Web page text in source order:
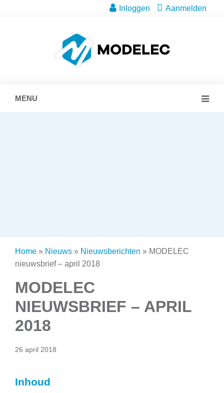
Inloggen Aanmelden
MENU
Home » Nieuws » Nieuwsberichten » MODELEC
nieuwsbrief – april 2018
MODELEC
NIEUWSBRIEF – APRIL
2018
26 april 2018
Inhoud